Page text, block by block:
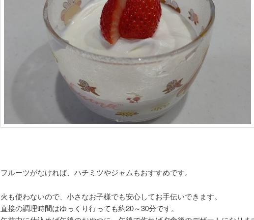
フルーツがなければ、ハチミツやジャムもおすすめです。
火も使わないので、小さなお子様でも安心してお手伝いできます。
直接の調理時間はゆっくり行っても約20～30分です。